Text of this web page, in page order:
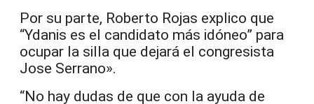
Por su parte, Roberto Rojas explico que
“Ydanis es el candidato más idóneo” para
ocupar la silla que dejará el congresista
Jose Serrano».
“No hay dudas de que con la ayuda de